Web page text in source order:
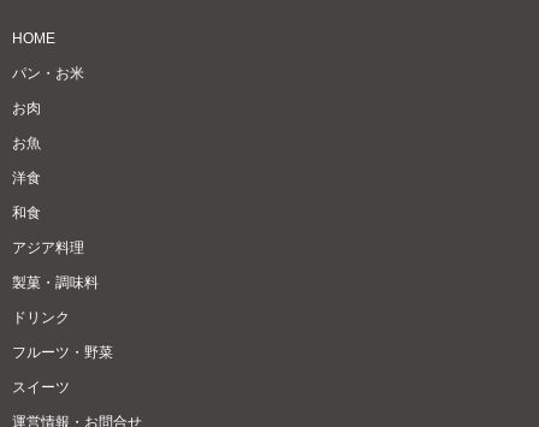
HOME
パン・お米
お肉
お魚
洋食
和食
アジア料理
製菓・調味料
ドリンク
フルーツ・野菜
スイーツ
運営情報・お問合せ